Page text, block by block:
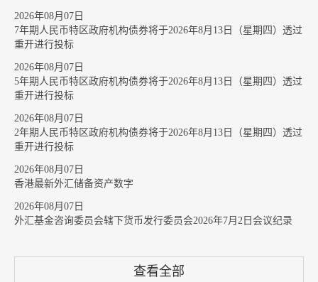
2026年08月07日
7年期人民币特区政府机构债券将于2026年8月13日（星期四）透过
重开进行投标
2026年08月07日
5年期人民币特区政府机构债券将于2026年8月13日（星期四）透过
重开进行投标
2026年08月07日
2年期人民币特区政府机构债券将于2026年8月13日（星期四）透过
重开进行投标
2026年08月07日
香港最新外汇储备资产数字
2026年08月07日
外汇基金咨询委员会辖下货币发行委员会2026年7月2日会议纪录
查看全部